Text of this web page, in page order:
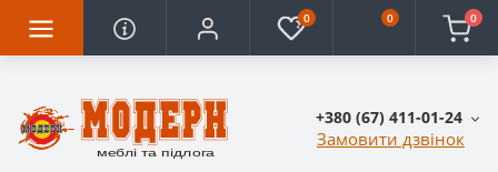
0 0 0
+380 (67) 411-01-24
Замовити дзвінок